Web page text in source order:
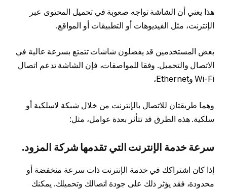
هذا يعني أن الشاشة تواجه صعوبة في تحميل المحتوى عبر
الإنترنت، مثل الفيديوهات أو التطبيقات أو المواقع.
بعض المستخدمين قد يفضلون شاشات تتمتع بسرعة عالية في
الاتصال والتحميل. وفقا للمواصفات، فإن الشاشة تدعم اتصال
Wi-Fi وEthernet،
وهما طريقتان للاتصال بالإنترنت من خلال شبكة لاسلكية أو
سلكية. هذه الطرق قد تتأثر بعدة عوامل، مثل:
سرعة خدمة الإنترنت التي تقدمها شركة المزود.
إذا كان اشتراكك في خدمة الإنترنت ذات سرعة منخفضة أو
محدودة، فقد يؤثر ذلك على جودة اتصالك وتحميلك. يمكنك